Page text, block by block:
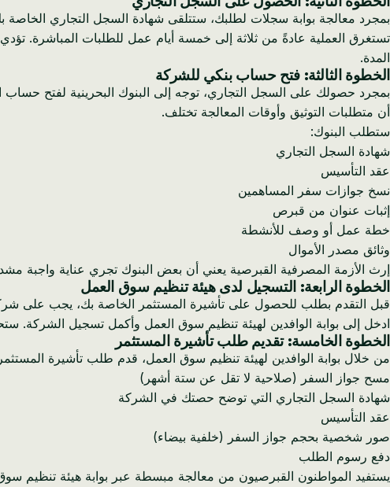
بمجرد معالجة بوابة سجلات لطلبك، ستتلقى شهادة السجل التجاري
تستغرق العملية عادةً من ثلاثة إلى خمسة أيام عمل للطلبات المباشرة.
المدة.
الخطوة الثالثة: فتح حساب بنكي للشركة
بمجرد حصولك على السجل التجاري، توجه إلى البنوك البحرينية لفتح
أن متطلبات التوثيق وأوقات المعالجة تختلف.
ستطلب البنوك:
شهادة السجل التجاري
عقد التأسيس
نسخ جوازات سفر المساهمين
إثبات عنوان من قبرص
خطة عمل أو وصف للأنشطة
وثائق مصدر الأموال
إرث الأزمة المصرفية القبرصية يعني أن بعض البنوك تجري عناية واجبة
الخطوة الرابعة: التسجيل لدى هيئة تنظيم سوق العمل
قبل التقدم بطلب للحصول على تأشيرة المستثمر الخاصة بك، يجب على
ادخل إلى بوابة الوافدين لهيئة تنظيم سوق العمل وأكمل تسجيل الشركة.
الخطوة الخامسة: تقديم طلب تأشيرة المستثمر
من خلال بوابة الوافدين لهيئة تنظيم سوق العمل، قدم طلب تأشيرة
مسح جواز السفر (صلاحية لا تقل عن ستة أشهر)
شهادة السجل التجاري التي توضح حصتك في الشركة
عقد التأسيس
صور شخصية بحجم جواز السفر (خلفية بيضاء)
دفع رسوم الطلب
يستفيد المواطنون القبرصيون من معالجة مبسطة عبر بوابة هيئة تنظيم